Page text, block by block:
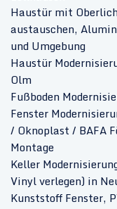
Haustür mit
austauschen,
und Umgebung
Haustür
Olm
Fußboden
Fenster
/ Oknoplast / BAFA
Montage
Keller
Vinyl verlegen) in
Kunststoff Fenster,